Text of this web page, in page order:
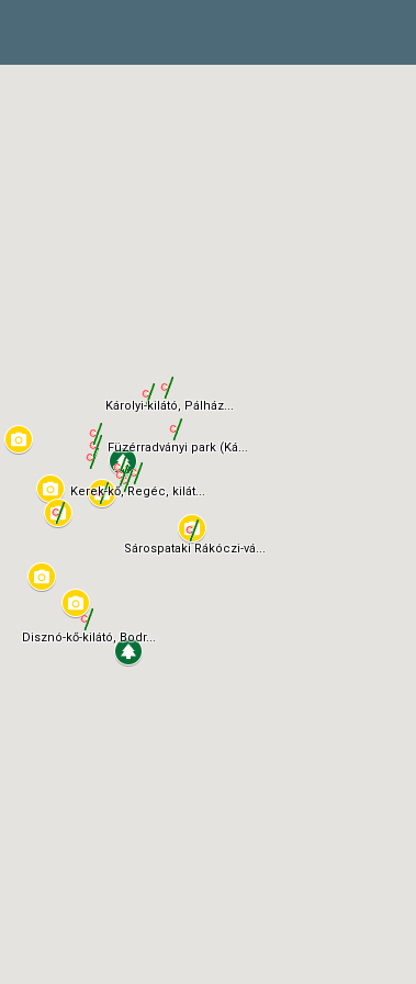
Kerek-kő, Regéc, kilát...
Füzérradványi park (Ká...
Sárospataki Rákóczi-vá...
Károlyi-kilátó, Pálház...
Disznó-kő-kilátó, Bodr...